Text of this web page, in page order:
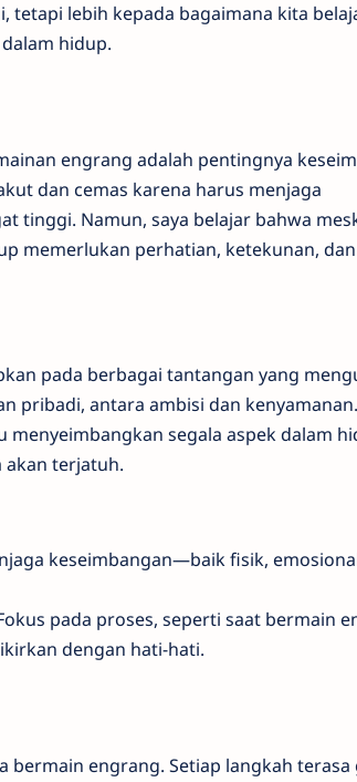
tetapi lebih kepada bagaimana kita
hidup.
engrang adalah pentingnya
dan cemas karena harus menjaga
tinggi. Namun, saya belajar bahwa
memerlukan perhatian, ketekunan, dan
pada berbagai tantangan yang
pribadi, antara ambisi dan kenyamanan.
segala aspek dalam
terjatuh.
keseimbangan—baik fisik,
pada proses, seperti saat bermain
dengan hati-hati.
bermain engrang. Setiap langkah terasa